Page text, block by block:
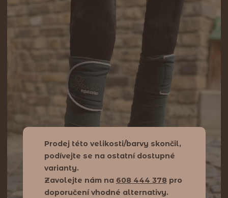
Prodej této velikosti/barvy skončil,
podívejte se na ostatní dostupné
varianty.
Zavolejte nám na 608 444 378 pro
doporučení vhodné alternativy.